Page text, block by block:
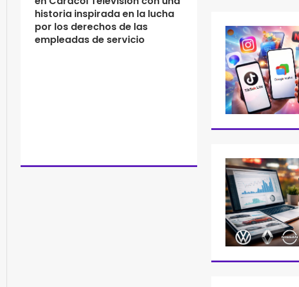
historia inspirada en la lucha
por los derechos de las
empleadas de servicio